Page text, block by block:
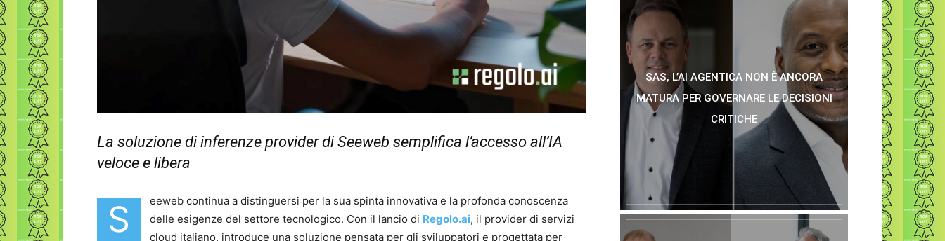
La soluzione di inferenze provider di Seeweb semplifica l’accesso all’IA
veloce e libera
S
eeweb continua a distinguersi per la sua spinta innovativa e la profonda conoscenza
delle esigenze del settore tecnologico. Con il lancio di Regolo.ai, il provider di servizi
cloud italiano, introduce una soluzione pensata per gli sviluppatori e progettata per
SAS, L’AI AGENTICA NON È ANCORA
MATURA PER GOVERNARE LE DECISIONI
CRITICHE